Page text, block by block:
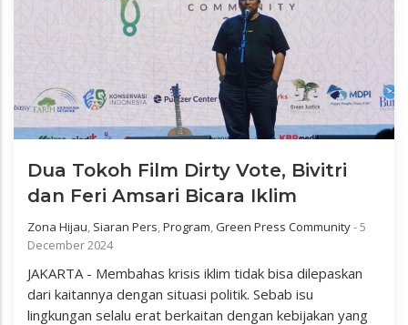
Dua Tokoh Film Dirty Vote, Bivitri
dan Feri Amsari Bicara Iklim
Zona Hijau, Siaran Pers,Program,Green Press Community-5
December 2024
JAKARTA - Membahas krisis iklim tidak bisa dilepaskan
dari kaitannya dengan situasi politik. Sebab isu
lingkungan selalu erat berkaitan dengan kebijakan yang